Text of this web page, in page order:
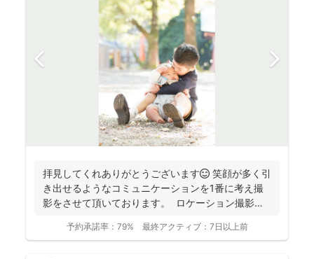
拝見してくれありがとうございます😊 笑顔が多く引
き出せるようなコミュニケーションを1番に考え撮
影をさせて頂いております。 ロケーション撮影も
予約承諾率： 79% 最終アクティブ： 7日以上前